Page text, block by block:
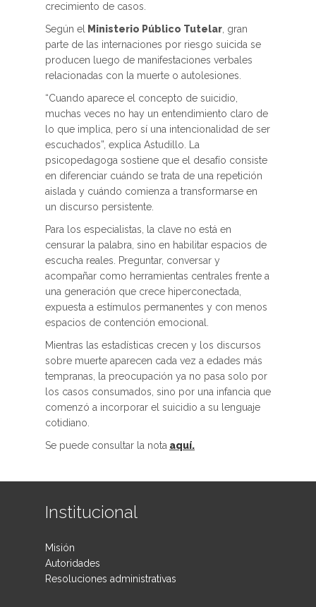
crecimiento de casos.
Según el
Ministerio Público Tutelar , gran
parte de las internaciones por riesgo suicida se
producen luego de manifestaciones verbales
relacionadas con la muerte o autolesiones.
“Cuando aparece el concepto de suicidio,
muchas veces no hay un entendimiento claro de
lo que implica, pero sí una intencionalidad de ser
escuchados”, explica Astudillo. La
psicopedagoga sostiene que el desafío consiste
en diferenciar cuándo se trata de una repetición
aislada y cuándo comienza a transformarse en
un discurso persistente.
Para los especialistas, la clave no está en
censurar la palabra, sino en habilitar espacios de
escucha reales. Preguntar, conversar y
acompañar como herramientas centrales frente a
una generación que crece hiperconectada,
expuesta a estímulos permanentes y con menos
espacios de contención emocional.
Mientras las estadísticas crecen y los discursos
sobre muerte aparecen cada vez a edades más
tempranas, la preocupación ya no pasa solo por
los casos consumados, sino por una infancia que
comenzó a incorporar el suicidio a su lenguaje
cotidiano.
Se puede consultar la nota aquí.
Institucional
Misión
Autoridades
Resoluciones administrativas